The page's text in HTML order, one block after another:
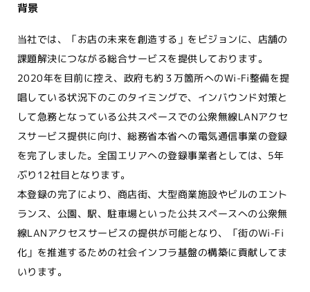
背景
当社では、「お店の未来を創造する」をビジョンに、店舗の
課題解決につながる総合サービスを提供しております。
2020年を目前に控え、政府も約３万箇所へのWi-Fi整備を提
唱している状況下のこのタイミングで、インバウンド対策と
して急務となっている公共スペースでの公衆無線LANアクセ
スサービス提供に向け、総務省本省への電気通信事業の登録
を完了しました。全国エリアへの登録事業者としては、5年
ぶり12社目となります。
本登録の完了により、商店街、大型商業施設やビルのエント
ランス、公園、駅、駐車場といった公共スペースへの公衆無
線LANアクセスサービスの提供が可能となり、「街のWi-Fi
化」を推進するための社会インフラ基盤の構築に貢献してま
いります。